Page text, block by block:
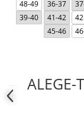
48-49 36-37
39-40
41-42
45-46
ALEGE-